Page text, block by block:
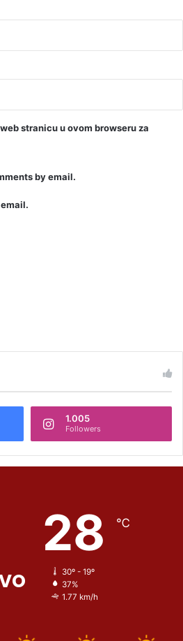
stranicu u ovom browseru za
by email.
1.005
Followers
28 ℃
30º - 19º
37%
1.77 km/h